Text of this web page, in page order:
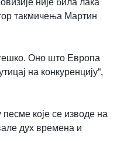
није била лака
такмичења Мартин
Оно што Европа
на конкуренцију“,
које се изводе на
дух времена и